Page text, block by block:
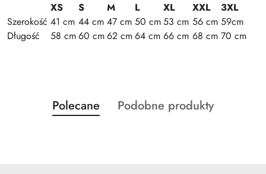
XS S M L XL XXL
3XL
Szerokość 41 cm 44 cm 47 cm 50 cm53 cm 56 cm 59cm
Długość
58 cm60 cm62 cm64 cm 66 cm 68 cm 70 cm
Pomiń karuzelę produktów
Produkty
o
Polecane
Produkty
Podobne produkty